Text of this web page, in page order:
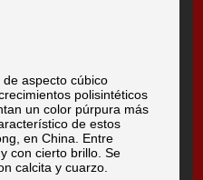
aspecto cúbico
polisintéticos
un color púrpura más
de estos
en China. Entre
con cierto brillo. Se
calcita y cuarzo.